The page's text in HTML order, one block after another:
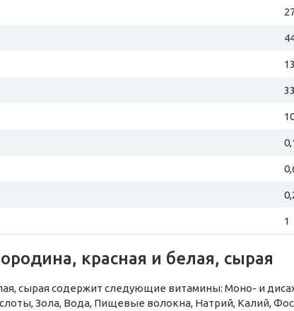
13
33
1
красная и белая, сырая
сырая содержит следующие витамины: Моно- и
Зола, Вода, Пищевые волокна, Натрий, Калий,